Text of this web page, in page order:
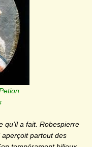
qu’il a fait. Robespierre
partout des